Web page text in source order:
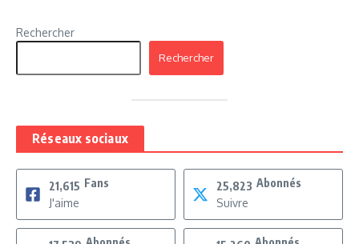
Rechercher
Rechercher
Réseaux sociaux
21,615 Fans
J'aime
25,823 Abonnés
Suivre